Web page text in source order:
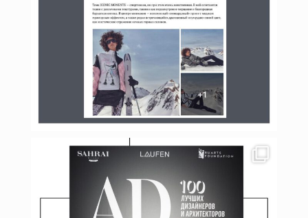
Янв 17
budinstein_media